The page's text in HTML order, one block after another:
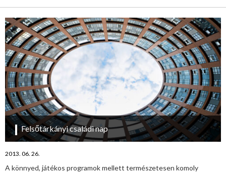
Felsőtárkányi családi nap
2013. 06. 26.
A könnyed, játékos programok mellett természetesen komoly